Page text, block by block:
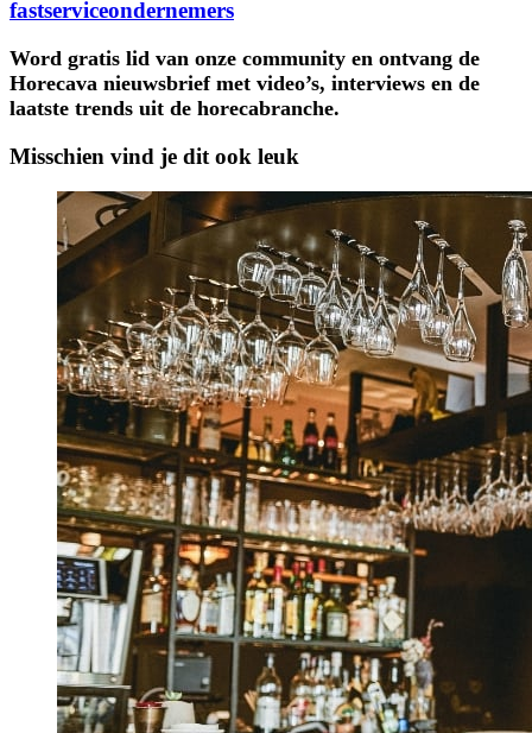
fastserviceondernemers
Word gratis lid van onze community en ontvang de
Horecava nieuwsbrief met video’s, interviews en de
laatste trends uit de horecabranche.
Misschien vind je dit ook leuk